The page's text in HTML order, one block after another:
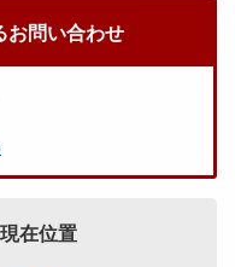
お問い合わせ
在位置